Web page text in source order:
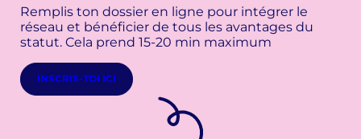
Remplis ton dossier en ligne pour intégrer le
réseau et bénéficier de tous les avantages du
statut. Cela prend 15-20 min maximum
INSCRIS-TOI ICI